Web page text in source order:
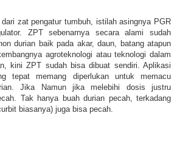
zat pengatur tumbuh, istilah asingnya PGR
ZPT sebenarnya secara alami sudah
durian baik pada akar, daun, batang atapun
agroteknologi atau teknologi dalam
kini ZPT sudah bisa dibuat sendiri. Aplikasi
tepat memang diperlukan untuk memacu
Jika Namun jika melebihi dosis justru
Tak hanya buah durian pecah, terkadang
biasanya) juga bisa pecah.